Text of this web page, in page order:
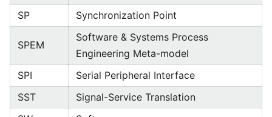
SP
Synchronization Point
SPEM
Software & Systems Process
Engineering Meta-model
SPI
Serial Peripheral Interface
SST
Signal-Service Translation